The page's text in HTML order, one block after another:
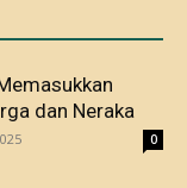
dan Neraka
0